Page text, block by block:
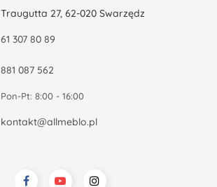
Traugutta 27, 62-020 Swarzędz
61 307 80 89
881 087 562
Pon-Pt: 8:00 - 16:00
kontakt@allmeblo.pl